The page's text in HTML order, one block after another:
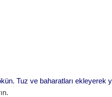
Tuz ve baharatları ekleyerek